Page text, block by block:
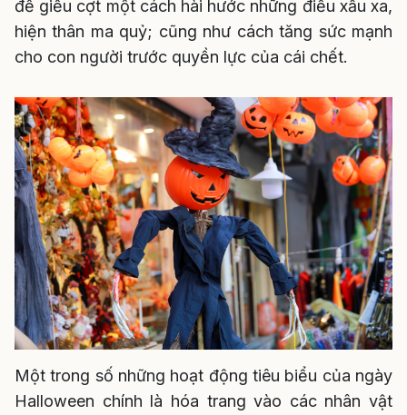
để giễu cợt một cách hài hước những điều xấu xa,
hiện thân ma quỷ; cũng như cách tăng sức mạnh
cho con người trước quyền lực của cái chết.
Một trong số những hoạt động tiêu biểu của ngày
Halloween chính là hóa trang vào các nhân vật